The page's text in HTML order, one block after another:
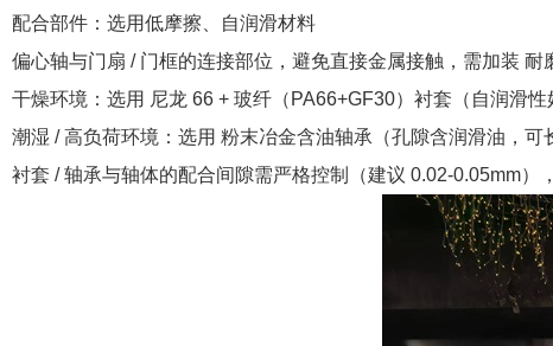
配合部件：选用低摩擦、自润滑材料
偏心轴与门扇 / 门框的连接部位，避免直接金属接触，需加装 耐
干燥环境：选用 尼龙 66 + 玻纤（PA66+GF30）衬套（自润滑
潮湿 / 高负荷环境：选用 粉末冶金含油轴承（孔隙含润滑油，
衬套 / 轴承与轴体的配合间隙需严格控制（建议 0.02-0.05mm）